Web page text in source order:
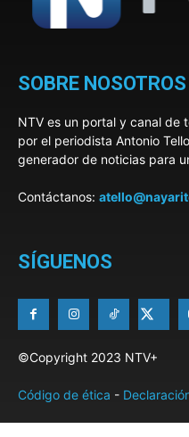
SOBRE NOSOTROS
NTV es un portal y canal de
por el periodista Antonio
generador de noticias para
Contáctanos:
SÍGUENOS
©Copyright 2023 NTV+
Código de ética -